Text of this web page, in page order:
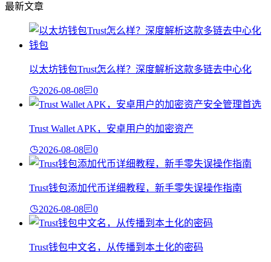
最新文章
以太坊钱包Trust怎么样？深度解析这款多链去中心化
2026-08-08 0
Trust Wallet APK，安卓用户的加密资产
2026-08-08 0
Trust钱包添加代币详细教程，新手零失误操作指南
2026-08-08 0
Trust钱包中文名，从传播到本土化的密码